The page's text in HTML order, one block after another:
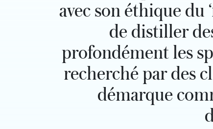
avec son éthique du
de distiller
profondément les
recherché par des
démarque